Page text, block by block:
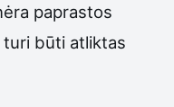
paprastos
būti atliktas